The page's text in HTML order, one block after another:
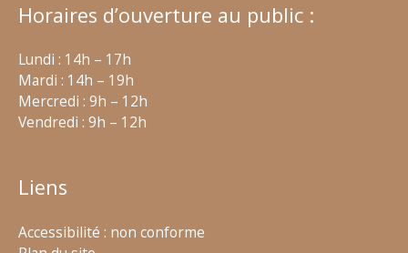
Horaires d’ouverture au public :
Lundi : 14h – 17h
Mardi : 14h – 19h
Mercredi : 9h – 12h
Vendredi : 9h – 12h
Liens
Accessibilité : non conforme